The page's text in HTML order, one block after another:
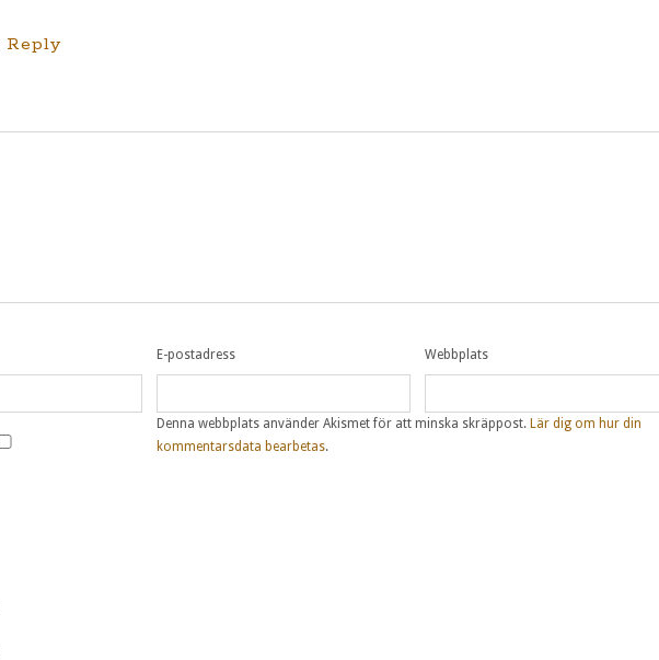
Reply
E-postadress Webbplats
Denna webbplats använder Akismet för att minska skräppost. Lär dig om hur din
kommentarsdata bearbetas.